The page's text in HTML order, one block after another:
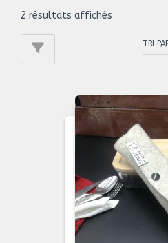
2 résultats affichés
popularité